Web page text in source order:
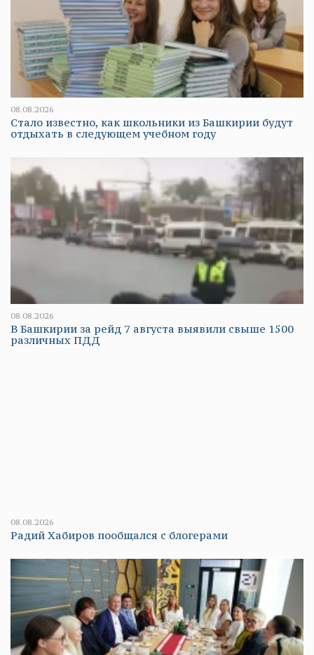
08.08.2026
Стало известно, как школьники из Башкирии будут
отдыхать в следующем учебном году
08.08.2026
В Башкирии за рейд 7 августа выявили свыше 1500
различных ПДД
08.08.2026
Радий Хабиров пообщался с блогерами